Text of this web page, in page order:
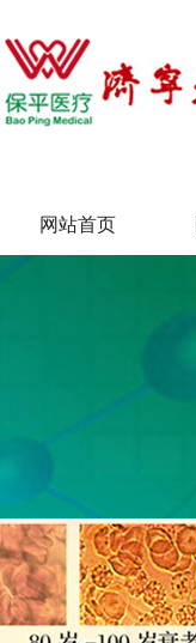
网站首页